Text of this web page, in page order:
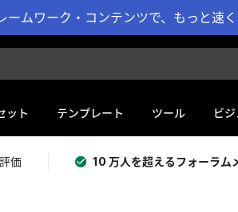
ムワーク・コンテンツで、もっと速
ット テンプレート ツール ビ
価 10 万人を超えるフォーラム